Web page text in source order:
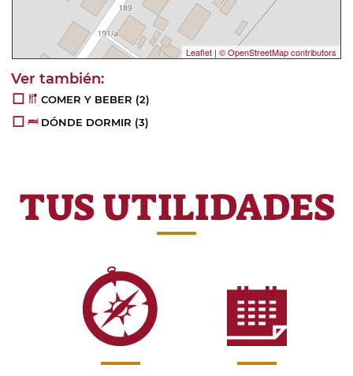
Leaflet | © OpenStreetMap contributors
COMER Y BEBER (2)
DÓNDE DORMIR (3)
TUS UTILIDADES